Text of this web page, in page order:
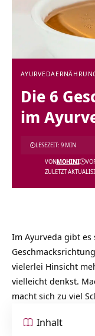
AYURVEDA
Die 6
im
ZULETZT
VONMOHINI
LESEZEIT: 9 MIN
Im Ayurveda gibt es
vielerlei Hinsicht
vielleicht denkst.
macht sich zu viel
Inhalt